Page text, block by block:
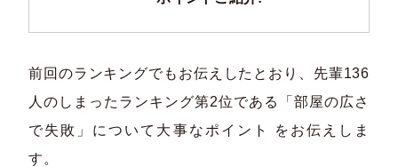
前回のランキングでもお伝えしたとおり、先輩136
人のしまったランキング第2位である「部屋の広さ
で失敗」について大事なポイント をお伝えしま
す。